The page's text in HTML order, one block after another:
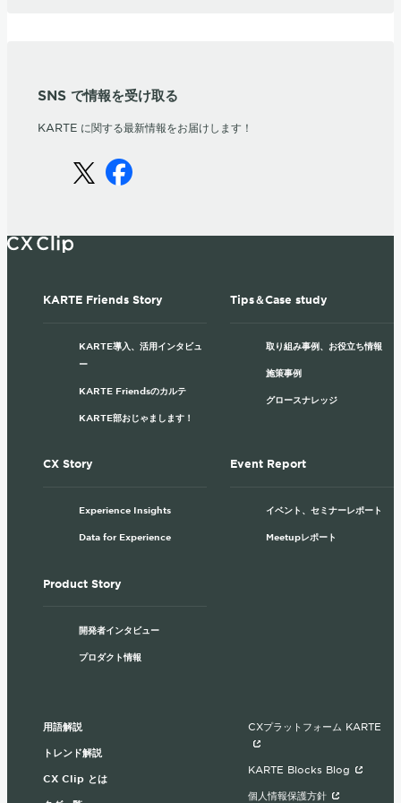
SNS で情報を受け取る
KARTE に関する最新情報をお届けします！
KARTE Friends Story
KARTE導入、活用インタビュ
ー
KARTE Friendsのカルテ
KARTE部おじゃまします！
Tips＆Case study
取り組み事例、お役立ち情報
施策事例
グロースナレッジ
CX Story
Experience Insights
Data for Experience
Event Report
イベント、セミナーレポート
Meetupレポート
Product Story
開発者インタビュー
プロダクト情報
用語解説
トレンド解説
CX Clip とは
CXプラットフォーム KARTE
KARTE Blocks Blog
個人情報保護方針